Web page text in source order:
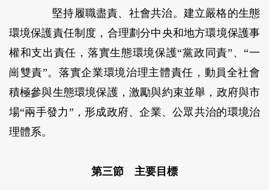
堅持履職盡責、社會共治。 建立嚴格的生態
環境保護責任制度，合理劃分中央和地方環境保護事
權和支出責任，落實生態環境保護“黨政同責”、“一
崗雙責”。落實企業環境治理主體責任，動員全社會
積極參與生態環境保護，激勵與約束並舉，政府與市
場“兩手發力”，形成政府、企業、公眾共治的環境治
理體系。
第三節 主要目標